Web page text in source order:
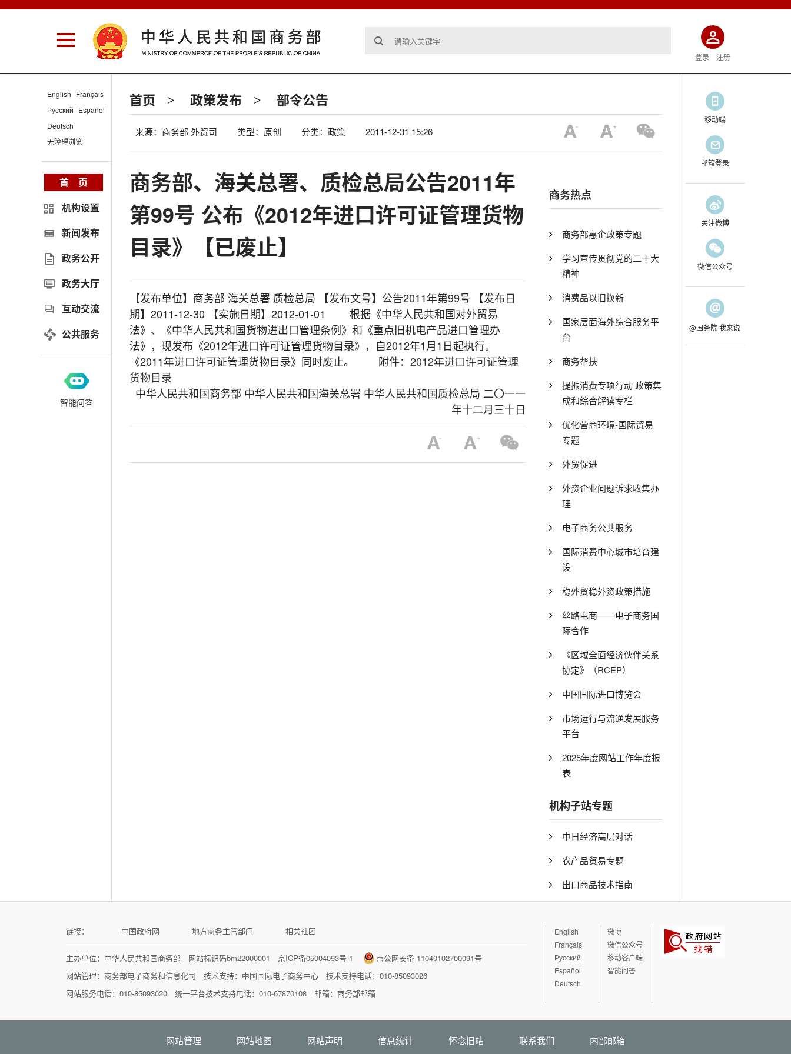
登录 注册
首页 > 政策发布 > 部令公告
来源：商务部 外贸司 类型：原创 分类：政策 2011-12-31 15:26
商务部、海关总署、质检总局公告2011年
第99号 公布《2012年进口许可证管理货物
目录》【已废止】
【发布单位】商务部 海关总署 质检总局 【发布文号】公告2011年第99号 【发布日
期】2011-12-30 【实施日期】2012-01-01 根据《中华人民共和国对外贸易
法》、《中华人民共和国货物进出口管理条例》和《重点旧机电产品进口管理办
法》，现发布《2012年进口许可证管理货物目录》，自2012年1月1日起执行。
《2011年进口许可证管理货物目录》同时废止。 附件： 2012年进口许可证管理
货物目录
中华人民共和国商务部 中华人民共和国海关总署 中华人民共和国质检总局 二〇一一
年十二月三十日
商务热点
商务部惠企政策专题
学习宣传贯彻党的二十大
精神
消费品以旧换新
国家层面海外综合服务平
台
商务帮扶
提振消费专项行动 政策集
成和综合解读专栏
优化营商环境-国际贸易
专题
外贸促进
外资企业问题诉求收集办
理
电子商务公共服务
国际消费中心城市培育建
设
稳外贸稳外资政策措施
丝路电商——电子商务国
际合作
《区域全面经济伙伴关系
协定》（RCEP）
中国国际进口博览会
市场运行与流通发展服务
平台
2025年度网站工作年度报
表
机构子站专题
中日经济高层对话
农产品贸易专题
出口商品技术指南
English Français
Русский Español
Deutsch
无障碍浏览
首 页
机构设置
新闻发布
政务公开
政务大厅
互动交流
公共服务
智能问答
移动端
邮箱登录
关注微博
微信公众号
@国务院 我来说
链接： 中国政府网 地方商务主管部门 相关社团
主办单位：中华人民共和国商务部 网站标识码bm22000001京ICP备05004093号-1
京公网安备 11040102700091号
网站管理：商务部电子商务和信息化司 技术支持： 中国国际电子商务中心 技术支持电话：010-85093026
网站服务电话：010-85093020 统一平台技术支持电话：010-67870108 邮箱：商务部邮箱
English
Français
Русский
Español
Deutsch
微博
微信公众号
移动客户端
智能问答
网站管理 网站地图 网站声明 信息统计 怀念旧站 联系我们 内部邮箱